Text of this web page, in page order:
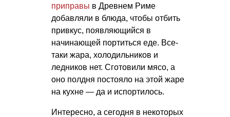
приправы в Древнем Риме
добавляли в блюда, чтобы отбить
привкус, появляющийся в
начинающей портиться еде. Все-
таки жара, холодильников и
ледников нет. Сготовили мясо, а
оно полдня постояло на этой жаре
на кухне — да и испортилось.
Интересно, а сегодня в некоторых